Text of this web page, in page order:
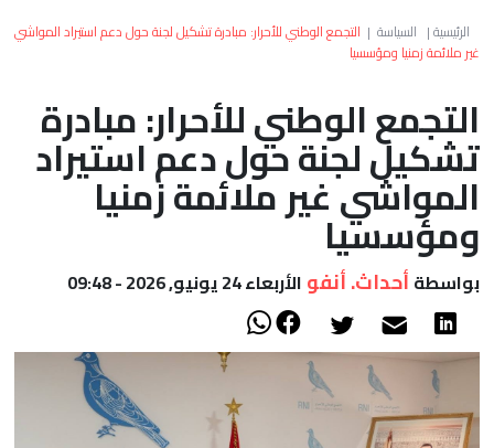
العالم
الصحراء
الرئيسية| السياسة | التجمع الوطني للأحرار: مبادرة تشكيل لجنة حول دعم استيراد المواشي
غير ملائمة زمنيا ومؤسسيا
التجمع الوطني للأحرار: مبادرة
تشكيل لجنة حول دعم استيراد
المواشي غير ملائمة زمنيا
ومؤسسيا
بواسطة أحداث. أنفو الأربعاء 24 يونيو, 2026 - 09:48